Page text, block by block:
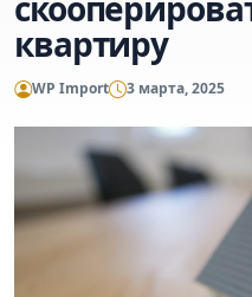
квартиру
WP Import 3 марта, 2025